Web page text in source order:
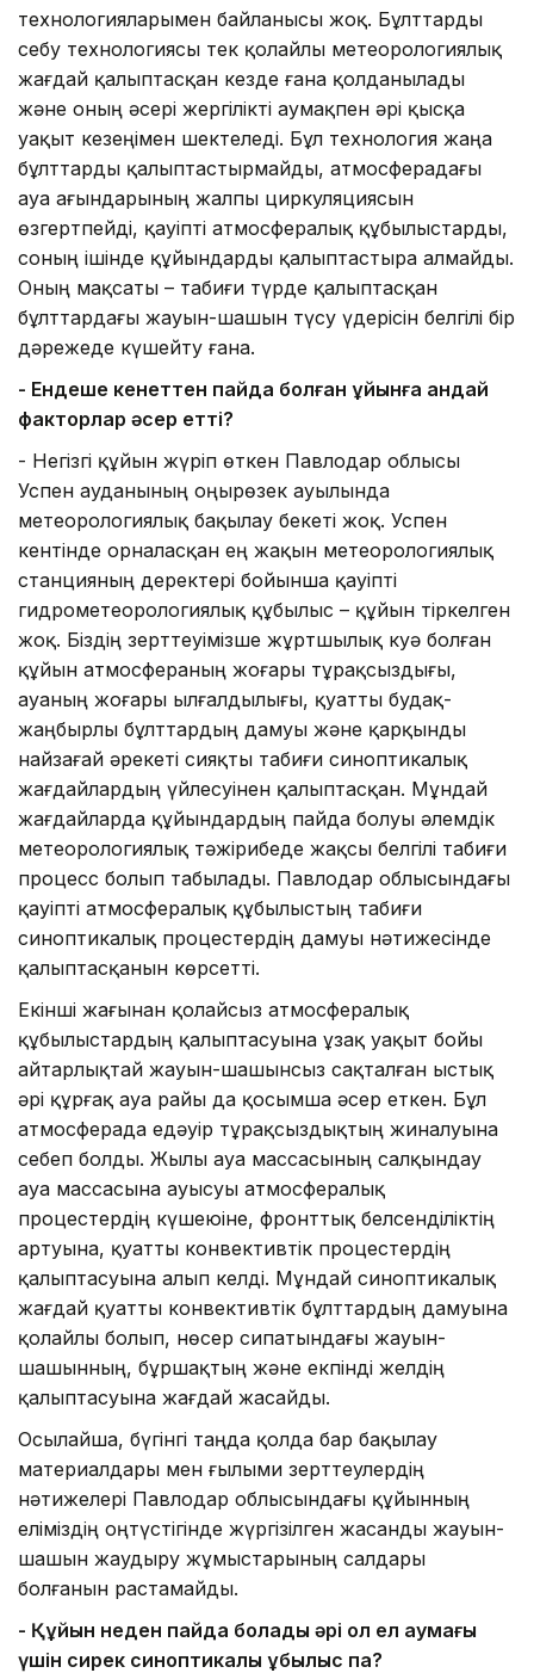
технологияларымен байланысы жоқ. Бұлттарды
себу технологиясы тек қолайлы метеорологиялық
жағдай қалыптасқан кезде ғана қолданылады
және оның әсері жергілікті аумақпен әрі қысқа
уақыт кезеңімен шектеледі. Бұл технология жаңа
бұлттарды қалыптастырмайды, атмосферадағы
ауа ағындарының жалпы циркуляциясын
өзгертпейді, қауіпті атмосфералық құбылыстарды,
соның ішінде құйындарды қалыптастыра алмайды.
Оның мақсаты – табиғи түрде қалыптасқан
бұлттардағы жауын-шашын түсу үдерісін белгілі бір
дәрежеде күшейту ғана.
- Ендеше кенеттен пайда болған құйынға қандай
факторлар әсер етті?
- Негізгі құйын жүріп өткен Павлодар облысы
Успен ауданының Қоңырөзек ауылында
метеорологиялық бақылау бекеті жоқ. Успен
кентінде орналасқан ең жақын метеорологиялық
станцияның деректері бойынша қауіпті
гидрометеорологиялық құбылыс – құйын тіркелген
жоқ. Біздің зерттеуімізше жұртшылық куә болған
құйын атмосфераның жоғары тұрақсыздығы,
ауаның жоғары ылғалдылығы, қуатты будақ-
жаңбырлы бұлттардың дамуы және қарқынды
найзағай әрекеті сияқты табиғи синоптикалық
жағдайлардың үйлесуінен қалыптасқан. Мұндай
жағдайларда құйындардың пайда болуы әлемдік
метеорологиялық тәжірибеде жақсы белгілі табиғи
процесс болып табылады. Павлодар облысындағы
қауіпті атмосфералық құбылыстың табиғи
синоптикалық процестердің дамуы нәтижесінде
қалыптасқанын көрсетті.
Екінші жағынан қолайсыз атмосфералық
құбылыстардың қалыптасуына ұзақ уақыт бойы
айтарлықтай жауын-шашынсыз сақталған ыстық
әрі құрғақ ауа райы да қосымша әсер еткен. Бұл
атмосферада едәуір тұрақсыздықтың жиналуына
себеп болды. Жылы ауа массасының салқындау
ауа массасына ауысуы атмосфералық
процестердің күшеюіне, фронттық белсенділіктің
артуына, қуатты конвективтік процестердің
қалыптасуына алып келді. Мұндай синоптикалық
жағдай қуатты конвективтік бұлттардың дамуына
қолайлы болып, нөсер сипатындағы жауын-
шашынның, бұршақтың және екпінді желдің
қалыптасуына жағдай жасайды.
Осылайша, бүгінгі таңда қолда бар бақылау
материалдары мен ғылыми зерттеулердің
нәтижелері Павлодар облысындағы құйынның
еліміздің оңтүстігінде жүргізілген жасанды жауын-
шашын жаудыру жұмыстарының салдары
болғанын растамайды.
- Құйын неден пайда болады әрі ол ел аумағы
үшін сирек синоптикалық құбылыс па?